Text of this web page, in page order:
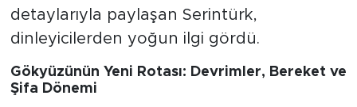
detaylarıyla paylaşan Serintürk,
dinleyicilerden yoğun ilgi gördü.
Gökyüzünün Yeni Rotası: Devrimler, Bereket ve
Şifa Dönemi